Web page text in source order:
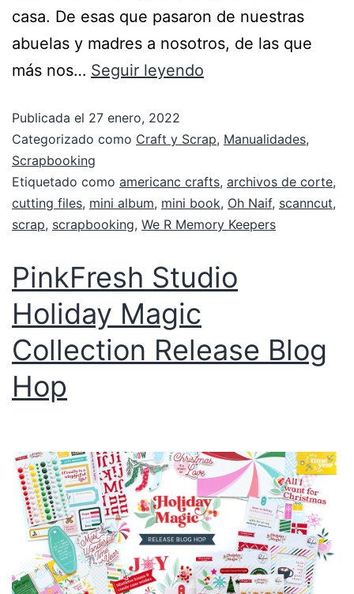
casa. De esas que pasaron de nuestras
abuelas y madres a nosotros, de las que
más nos… Seguir leyendo
Publicada el 27 enero, 2022
Categorizado como Craft y Scrap, Manualidades,
Scrapbooking
Etiquetado como americanc crafts, archivos de corte,
cutting files, mini album, mini book, Oh Naif, scanncut,
scrap, scrapbooking, We R Memory Keepers
PinkFresh Studio
Holiday Magic
Collection Release Blog
Hop